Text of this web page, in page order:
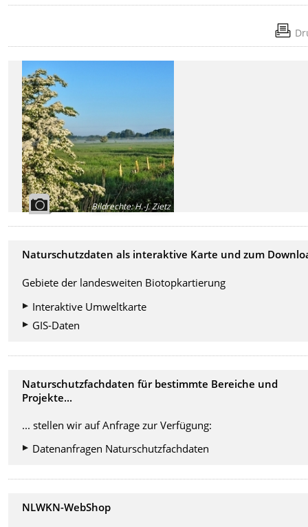
Bildrechte:H.-J. Zietz
Naturschutzdaten als interaktive Karte und zum
Gebiete der landesweiten Biotopkartierung
Interaktive Umweltkarte
GIS-Daten
Naturschutzfachdaten für bestimmte Bereiche und
Projekte...
... stellen wir auf Anfrage zur Verfügung:
Datenanfragen Naturschutzfachdaten
NLWKN-WebShop